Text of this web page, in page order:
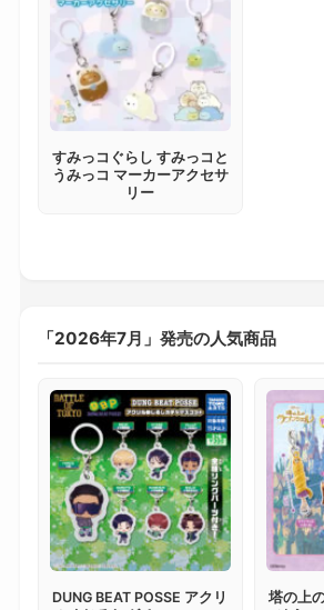
すみっコぐらし すみっコと
うみっコ マーカーアクセサ
リー
「2026年7月」発売の人気商品
DUNG BEAT POSSE アクリ
塔の上